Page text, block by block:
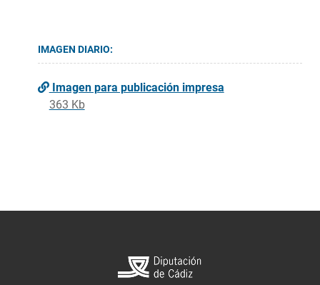
IMAGEN DIARIO:
Imagen para publicación impresa
363 Kb